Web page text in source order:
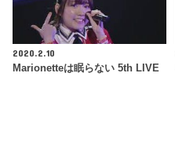
2020.2.10
Marionetteは眠らない 5th LIVE